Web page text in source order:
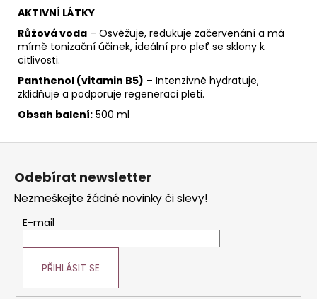
AKTIVNÍ LÁTKY
Růžová voda – Osvěžuje, redukuje začervenání a má
mírně tonizační účinek, ideální pro pleť se sklony k
citlivosti.
Panthenol (vitamin B5) – Intenzivně hydratuje,
zklidňuje a podporuje regeneraci pleti.
Obsah balení: 500 ml
Z
Odebírat newsletter
Nezmeškejte žádné novinky či slevy!
E-mail
PŘIHLÁSIT SE